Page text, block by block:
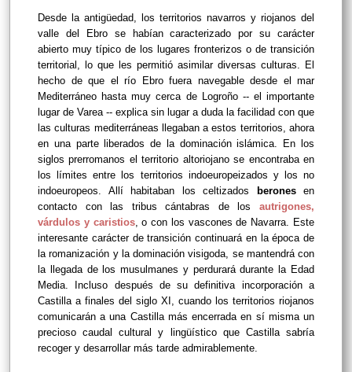
Desde la antigüedad, los territorios navarros y riojanos del
valle del Ebro se habían caracterizado por su carácter
abierto muy típico de los lugares fronterizos o de transición
territorial, lo que les permitió asimilar diversas culturas. El
hecho de que el río Ebro fuera navegable desde el mar
Mediterráneo hasta muy cerca de Logroño -- el importante
lugar de Varea -- explica sin lugar a duda la facilidad con que
las culturas mediterráneas llegaban a estos territorios, ahora
en una parte liberados de la dominación islámica. En los
siglos prerromanos el territorio altoriojano se encontraba en
los límites entre los territorios indoeuropeizados y los no
indoeuropeos. Allí habitaban los celtizados beronesen
contacto con las tribus cántabras de los autrigones,
várdulos y caristios, o con los vascones de Navarra. Este
interesante carácter de transición continuará en la época de
la romanización y la dominación visigoda, se mantendrá con
la llegada de los musulmanes y perdurará durante la Edad
Media. Incluso después de su definitiva incorporación a
Castilla a finales del siglo XI, cuando los territorios riojanos
comunicarán a una Castilla más encerrada en sí misma un
precioso caudal cultural y lingüístico que Castilla sabría
recoger y desarrollar más tarde admirablemente.